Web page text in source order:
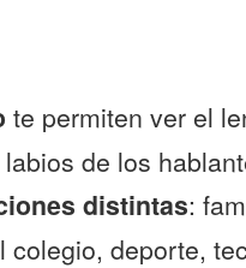
te permiten ver el
de los
distintas:
colegio, deporte,